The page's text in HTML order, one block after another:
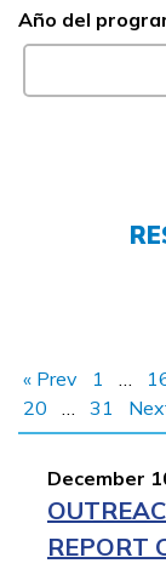
FAQs
Año del
« Prev
1 …
20
… 31
December
REPORT